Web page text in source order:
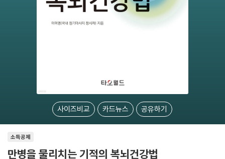
사이즈비교 카드뉴스 공유하기
소득공제
만병을 물리치는 기적의 복뇌건강법